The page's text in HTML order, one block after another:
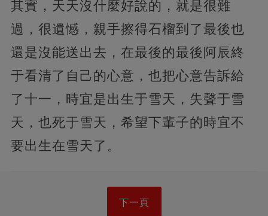
其實，天天沒什麼好說的，就是很難
過，很遺憾，親手擦得石榴到了最後也
還是沒能送出去，在最後的最後阿辰終
于看清了自己的心意，也把心意告訴給
了十一，時宜是出生于雪天，失聲于雪
天，也死于雪天，希望下輩子的時宜不
要出生在雪天了。
下一頁